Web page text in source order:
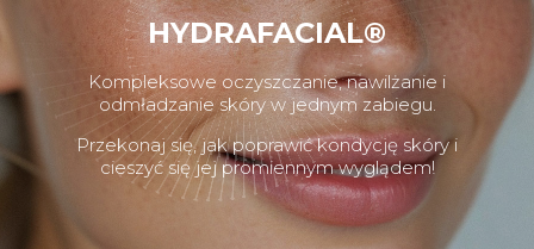
HYDRAFACIAL®
Kompleksowe oczyszczanie, nawilżanie i
odmładzanie skóry w jednym zabiegu.
Przekonaj się, jak poprawić kondycję skóry i
cieszyć się jej promiennym wyglądem!